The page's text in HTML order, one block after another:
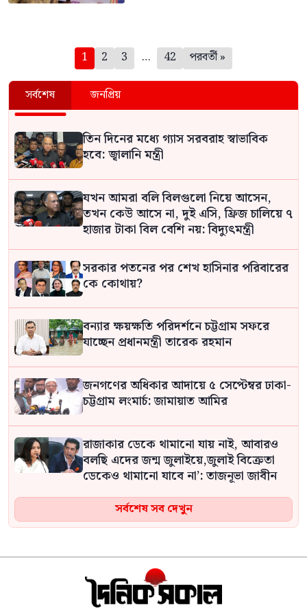
পেজিনেশন1 2 3 … 42 পরবর্তী »
সর্বশেষ জনপ্রিয়
তিন দিনের মধ্যে গ্যাস সরবরাহ স্বাভাবিক
হবে: জ্বালানি মন্ত্রী
যখন আমরা বলি বিলগুলো নিয়ে আসেন,
তখন কেউ আসে না, দুই এসি, ফ্রিজ চালিয়ে ৭
হাজার টাকা বিল বেশি নয়: বিদ্যুৎমন্ত্রী
সরকার পতনের পর শেখ হাসিনার পরিবারের
কে কোথায়?
বন্যার ক্ষয়ক্ষতি পরিদর্শনে চট্টগ্রাম সফরে
যাচ্ছেন প্রধানমন্ত্রী তারেক রহমান
জনগণের অধিকার আদায়ে ৫ সেপ্টেম্বর ঢাকা-
চট্টগ্রাম লংমার্চ: জামায়াত আমির
রাজাকার ডেকে থামানো যায় নাই, আবারও
বলছি এদের জন্ম জুলাইয়ে,জুলাই বিক্রেতা
ডেকেও থামানো যাবে না’: তাজনূভা জাবীন
মানুষ কতটা নির্লজ্জ, দলকে বিভ্রান্ত করে
এখন অবাস্তব স্বপ্ন দেখাচ্ছেন: সোহেল তাজ
বিএনপির ২০ লাখ লোক চাঁদাবাজিতে
নেমেছে: কর্নেল অলি
সর্বশেষ সব দেখুন